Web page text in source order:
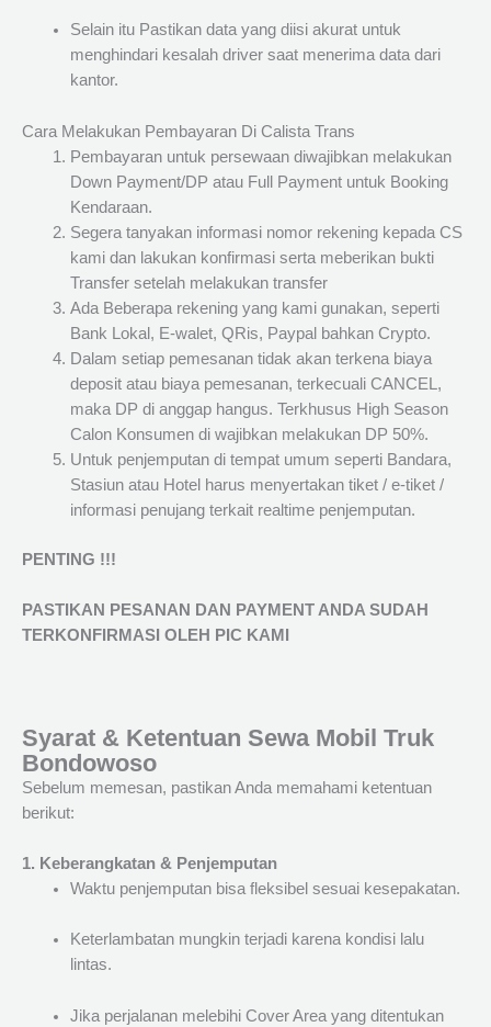
Selain itu Pastikan data yang diisi akurat untuk
menghindari kesalah driver saat menerima data dari
kantor.
Cara Melakukan Pembayaran Di Calista Trans
Pembayaran untuk persewaan diwajibkan melakukan
Down Payment/DP atau Full Payment untuk Booking
Kendaraan.
Segera tanyakan informasi nomor rekening kepada CS
kami dan lakukan konfirmasi serta meberikan bukti
Transfer setelah melakukan transfer
Ada Beberapa rekening yang kami gunakan, seperti
Bank Lokal, E-walet, QRis, Paypal bahkan Crypto.
Dalam setiap pemesanan tidak akan terkena biaya
deposit atau biaya pemesanan, terkecuali CANCEL,
maka DP di anggap hangus. Terkhusus High Season
Calon Konsumen di wajibkan melakukan DP 50%.
Untuk penjemputan di tempat umum seperti Bandara,
Stasiun atau Hotel harus menyertakan tiket / e-tiket /
informasi penujang terkait realtime penjemputan.
PENTING !!!
PASTIKAN PESANAN DAN PAYMENT ANDA SUDAH
TERKONFIRMASI OLEH PIC KAMI
Syarat & Ketentuan Sewa Mobil Truk
Bondowoso
Sebelum memesan, pastikan Anda memahami ketentuan
berikut:
1. Keberangkatan & Penjemputan
Waktu penjemputan bisa fleksibel sesuai kesepakatan.
Keterlambatan mungkin terjadi karena kondisi lalu
lintas.
Jika perjalanan melebihi Cover Area yang ditentukan